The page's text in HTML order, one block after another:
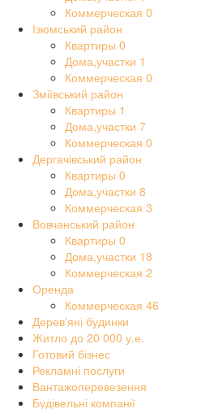
Коммерческая 0
Ізюмський район
Квартиры 0
Дома,участки 1
Коммерческая 0
Зміївський район
Квартиры 1
Дома,участки 7
Коммерческая 0
Дергачівський район
Квартиры 0
Дома,участки 8
Коммерческая 3
Вовчанський район
Квартиры 0
Дома,участки 18
Коммерческая 2
Оренда
Коммерческая 46
Дерев'яні будинки
Житло до 20 000 у.е.
Готовий бізнес
Рекламні послуги
Вантажоперевезення
Будівельні компанії